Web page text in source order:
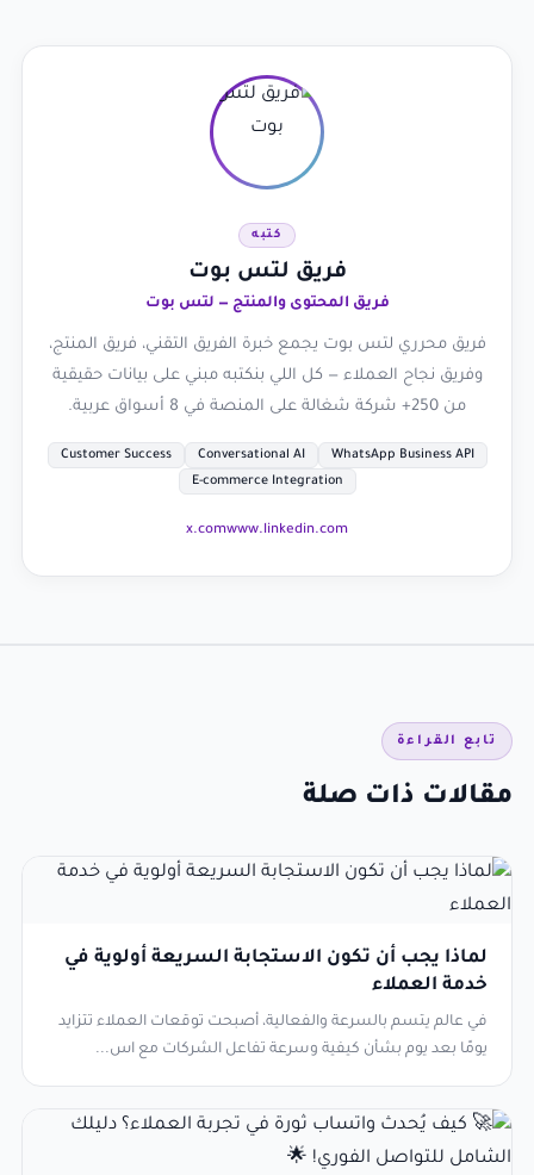
كتبه
فريق لتس بوت
فريق المحتوى والمنتج — لتس بوت
فريق محرري لتس بوت يجمع خبرة الفريق التقني، فريق المنتج،
وفريق نجاح العملاء — كل اللي بنكتبه مبني على بيانات حقيقية
من 250+ شركة شغالة على المنصة في 8 أسواق عربية.
WhatsApp Business API
Conversational AI
Customer Success
E-commerce Integration
www.linkedin.com
x.com
تابع القراءة
مقالات ذات صلة
لماذا يجب أن تكون الاستجابة السريعة أولوية في
خدمة العملاء
في عالم يتسم بالسرعة والفعالية، أصبحت توقعات العملاء تتزايد
يومًا بعد يوم بشأن كيفية وسرعة تفاعل الشركات مع اس...